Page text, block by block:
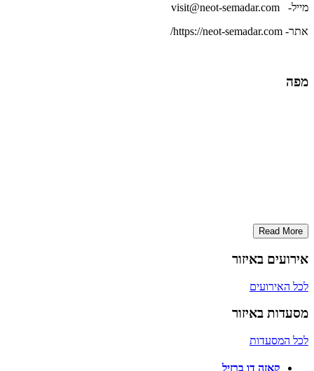
מייל- visit@neot-semadar.com
אתר- https://neot-semadar.com/
מפה
Read More
אירועים באיזור
לכל האירועים
מסעדות באיזור
לכל המסעדות
קאזה דו ברזיל